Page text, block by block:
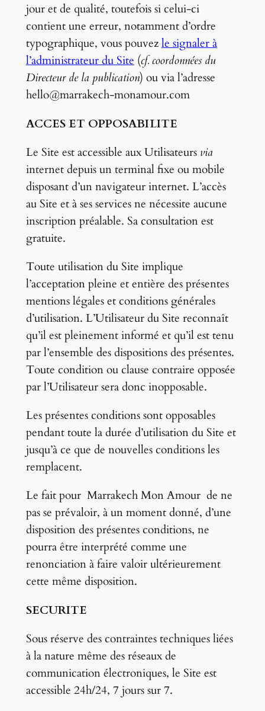
jour et de qualité, toutefois si celui-ci
contient une erreur, notamment d’ordre
typographique, vous pouvezle signaler à
l’administrateur du Site(cf. coordonnées du
Directeur de la publication) ou via l’adresse
hello@marrakech-monamour.com
ACCES ET OPPOSABILITE
Le Site est accessible aux Utilisateurs via
internet depuis un terminal fixe ou mobile
disposant d’un navigateur internet. L’accès
au Site et à ses services ne nécessite aucune
inscription préalable. Sa consultation est
gratuite.
Toute utilisation du Site implique
l’acceptation pleine et entière des présentes
mentions légales et conditions générales
d’utilisation. L’Utilisateur du Site reconnaît
qu’il est pleinement informé et qu’il est tenu
par l’ensemble des dispositions des présentes.
Toute condition ou clause contraire opposée
par l’Utilisateur sera donc inopposable.
Les présentes conditions sont opposables
pendant toute la durée d’utilisation du Site et
jusqu’à ce que de nouvelles conditions les
remplacent.
Le fait pour Marrakech Mon Amour de ne
pas se prévaloir, à un moment donné, d’une
disposition des présentes conditions, ne
pourra être interprété comme une
renonciation à faire valoir ultérieurement
cette même disposition.
SECURITE
Sous réserve des contraintes techniques liées
à la nature même des réseaux de
communication électroniques, le Site est
accessible 24h/24, 7 jours sur 7.